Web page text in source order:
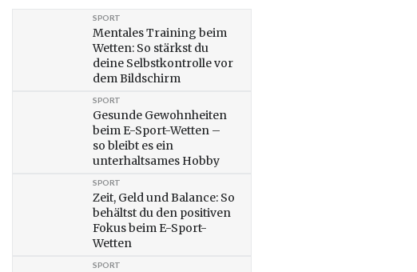
Mentales Training beim
Wetten: So stärkst du
deine Selbstkontrolle vor
dem Bildschirm
SPORT
Gesunde Gewohnheiten
beim E-Sport-Wetten –
so bleibt es ein
unterhaltsames Hobby
SPORT
Zeit, Geld und Balance: So
behältst du den positiven
Fokus beim E-Sport-
Wetten
SPORT
SPORT